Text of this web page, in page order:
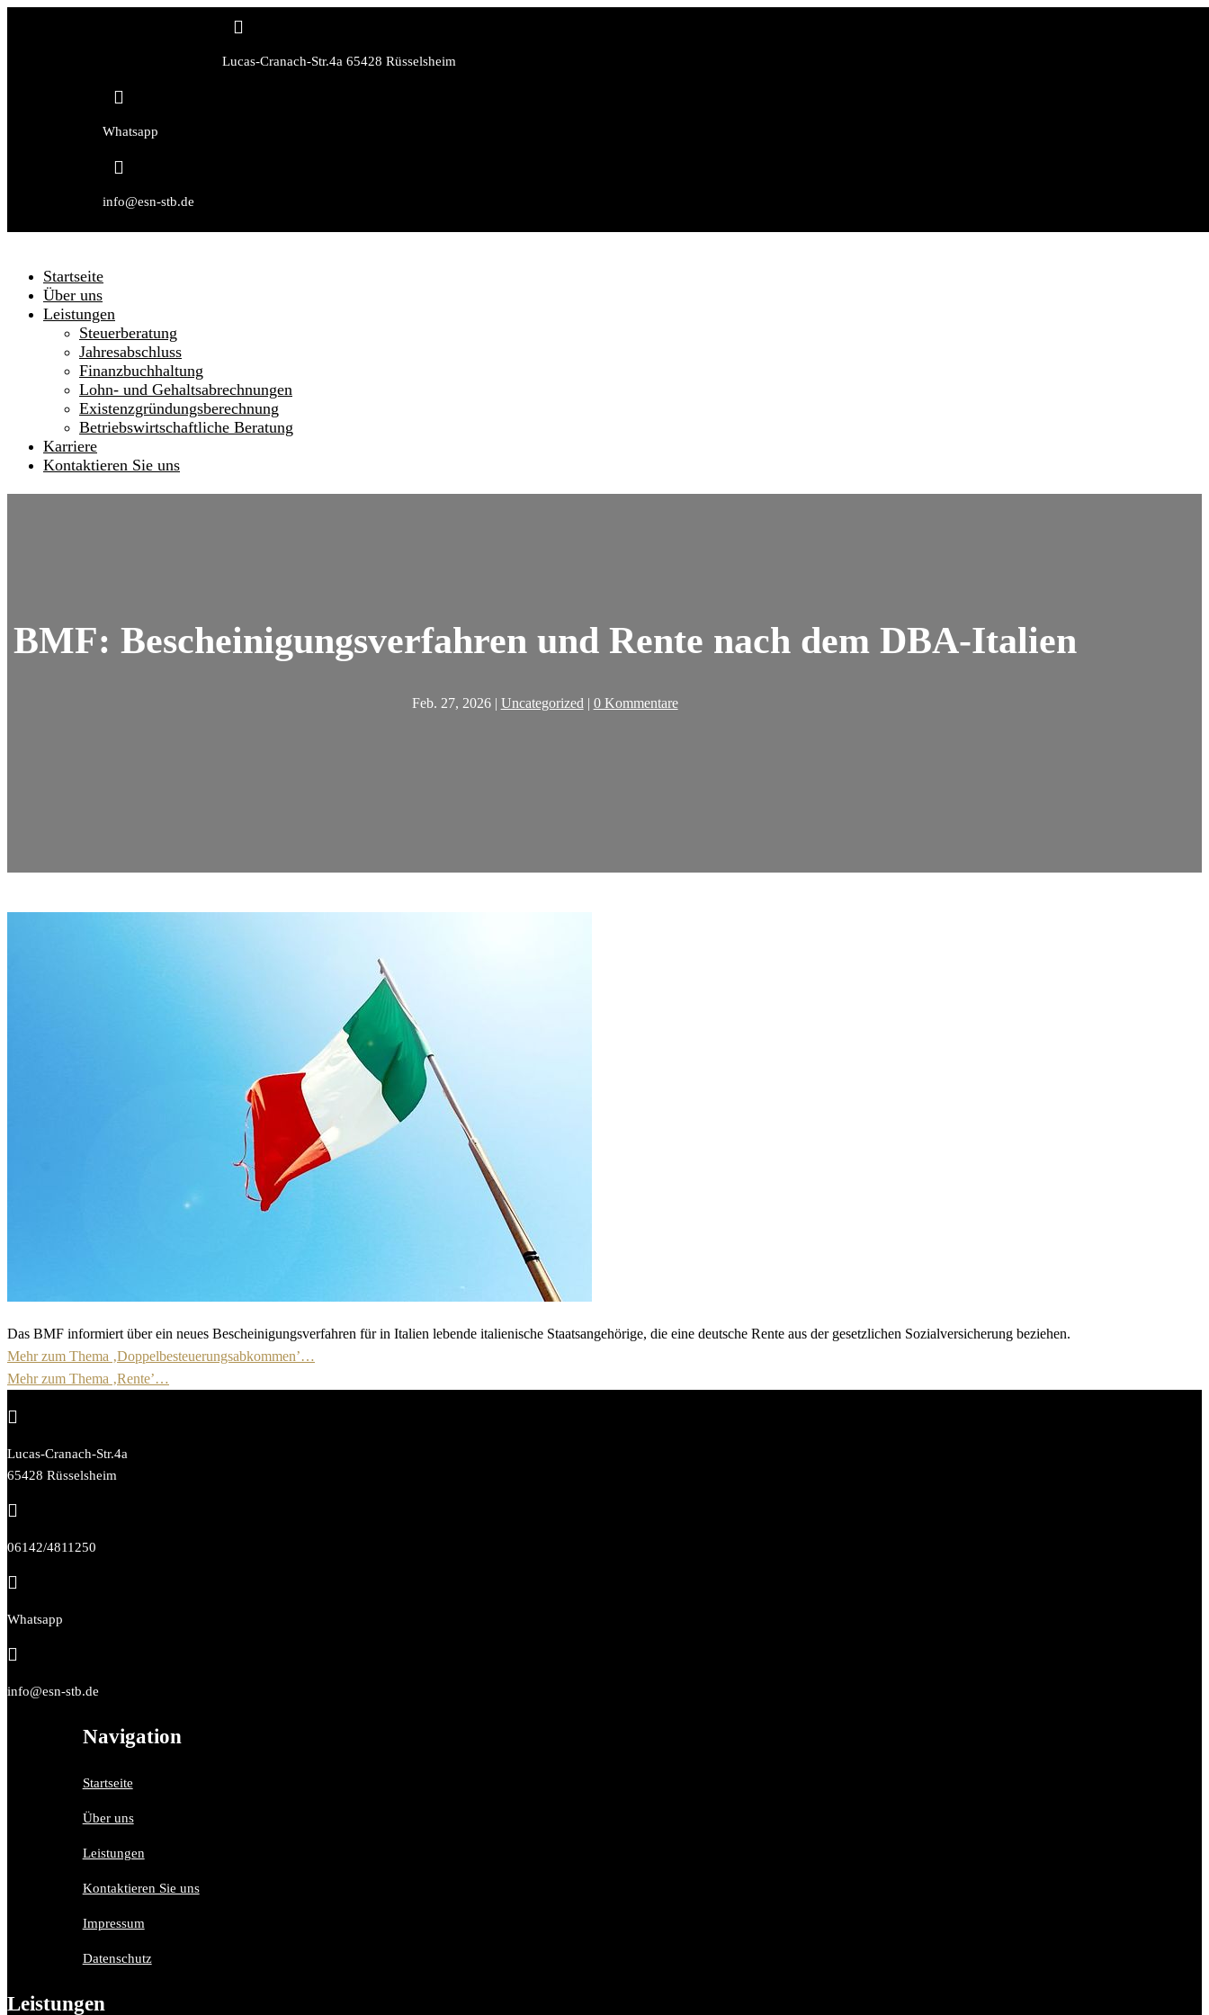

Lucas-Cranach-Str.4a 65428 Rüsselsheim

Whatsapp

info@esn-stb.de
Startseite
Über uns
Leistungen
Steuerberatung
Jahresabschluss
Finanzbuchhaltung
Lohn- und Gehaltsabrechnungen
Existenzgründungsberechnung
Betriebswirtschaftliche Beratung
Karriere
Kontaktieren Sie uns
BMF: Bescheinigungsverfahren und Rente nach dem DBA-Italien
Feb. 27, 2026| Uncategorized| 0 Kommentare
Das BMF informiert über ein neues Bescheinigungsverfahren für in Italien lebende italienische Staatsangehörige, die eine deutsche Rente aus der gesetzlichen Sozialversicherung beziehen.
Mehr zum Thema ‚Doppelbesteuerungsabkommen’…
Mehr zum Thema ‚Rente’…

Lucas-Cranach-Str.4a
65428 Rüsselsheim

06142/4811250

Whatsapp

info@esn-stb.de
Navigation
Startseite
Über uns
Leistungen
Kontaktieren Sie uns
Impressum
Datenschutz
Leistungen